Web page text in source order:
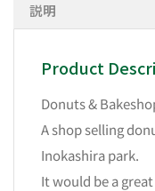
説明
Product
Donuts &
A shop selling
Inokashira park.
It would be a